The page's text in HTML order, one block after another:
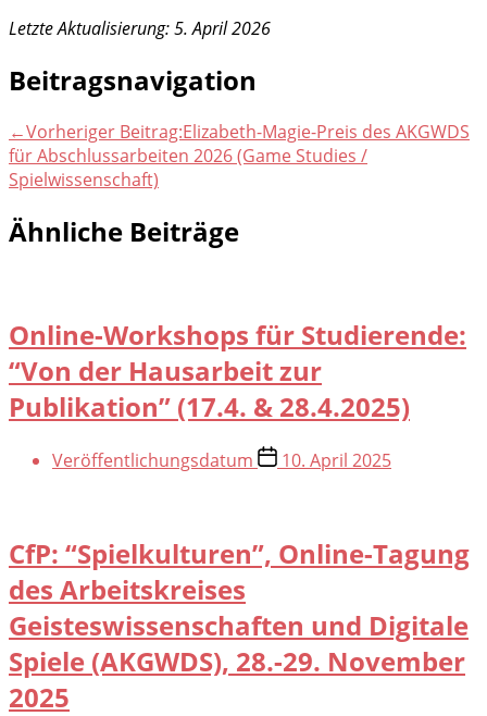
Letzte Aktualisierung: 5. April 2026
Beitragsnavigation
←Vorheriger Beitrag:Elizabeth-Magie-Preis des AKGWDS
für Abschlussarbeiten 2026 (Game Studies /
Spielwissenschaft)
Ähnliche Beiträge
Online-Workshops für Studierende:
“Von der Hausarbeit zur
Publikation” (17.4. & 28.4.2025)
Veröffentlichungsdatum 10. April 2025
CfP: “Spielkulturen”, Online-Tagung
des Arbeitskreises
Geisteswissenschaften und Digitale
Spiele (AKGWDS), 28.-29. November
2025